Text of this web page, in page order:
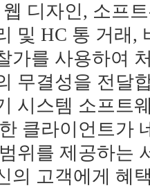
웹 디자인, 소프
및 HC 통 거래,
가를 사용하여
무결성을 전달
시스템 소프트
클라이언트가
위를 제공하는
의 고객에게 혜